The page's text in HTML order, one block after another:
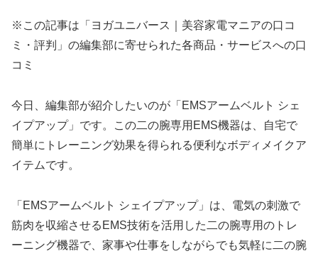
※この記事は「ヨガユニバース｜美容家電マニアの口コ
ミ・評判」の編集部に寄せられた各商品・サービスへの口
コミ
今日、編集部が紹介したいのが「EMSアームベルト シェ
イプアップ」です。この二の腕専用EMS機器は、自宅で
簡単にトレーニング効果を得られる便利なボディメイクア
イテムです。
「EMSアームベルト シェイプアップ」は、電気の刺激で
筋肉を収縮させるEMS技術を活用した二の腕専用のトレ
ーニング機器で、家事や仕事をしながらでも気軽に二の腕